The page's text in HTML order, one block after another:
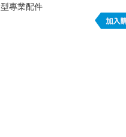
型專業配件